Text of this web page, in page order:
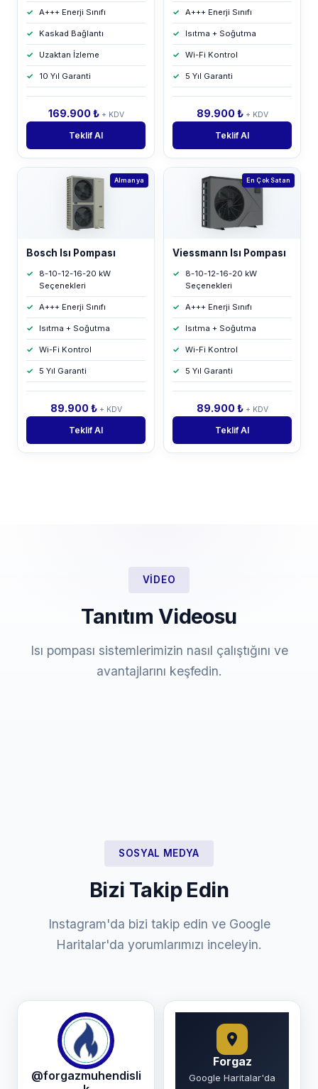
A+++ Enerji Sınıfı
Kaskad Bağlantı
Uzaktan İzleme
10 Yıl Garanti
169.900 ₺ + KDV
Teklif Al
A+++ Enerji Sınıfı
Isıtma + Soğutma
Wi-Fi Kontrol
5 Yıl Garanti
89.900 ₺ + KDV
Teklif Al
Almanya
Bosch Isı Pompası
8-10-12-16-20 kW
Seçenekleri
A+++ Enerji Sınıfı
Isıtma + Soğutma
Wi-Fi Kontrol
5 Yıl Garanti
89.900 ₺ + KDV
Teklif Al
En Çok Satan
Viessmann Isı Pompası
8-10-12-16-20 kW
Seçenekleri
A+++ Enerji Sınıfı
Isıtma + Soğutma
Wi-Fi Kontrol
5 Yıl Garanti
89.900 ₺ + KDV
Teklif Al
VIDEO
Tanıtım Videosu
Isı pompası sistemlerimizin nasıl çalıştığını ve
avantajlarını keşfedin.
SOSYAL MEDYA
Bizi Takip Edin
Instagram'da bizi takip edin ve Google
Haritalar'da yorumlarımızı inceleyin.
@forgazmuhendisli
Forgaz
Google Haritalar'da